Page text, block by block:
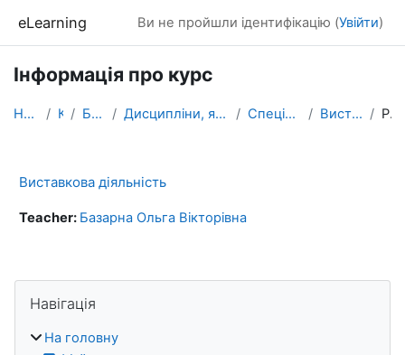
eLearning Ви не пройшли ідентифікацію (Увійти)
Інформація про курс
На головну Курси БАКАЛАВРАТ Дисципліни, які формують фахові компетентності Спеціальність МАРКЕТИНГ Виставкова діяльність Резюме
Виставкова діяльність
Teacher: Базарна Ольга Вікторівна
Блоки
Навігація
На головну